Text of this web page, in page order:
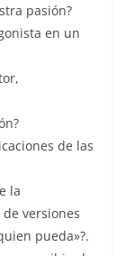
pasión?
en un
de las
la
versiones
pueda»?.